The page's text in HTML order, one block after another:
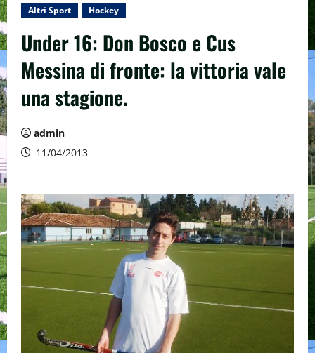
Altri Sport Hockey
Under 16: Don Bosco e Cus
Messina di fronte: la vittoria vale
una stagione.
admin
11/04/2013